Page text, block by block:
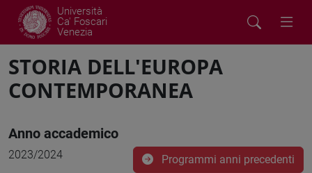
Università
Ca' Foscari
Venezia
STORIA DELL'EUROPA
CONTEMPORANEA
Anno accademico
2023/2024 Programmi anni precedenti